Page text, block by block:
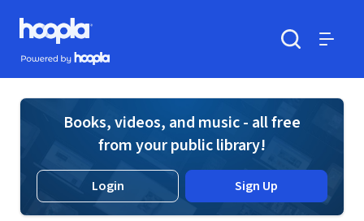
Skip to main content
Hoopla logo
Powered by Hoopla
Books, videos, and music - all free
from your public library!
Login Sign Up